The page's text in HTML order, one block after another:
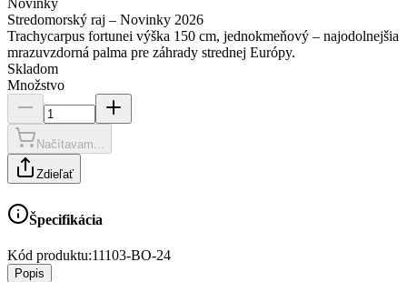
Stredomorský raj – Novinky 2026
Trachycarpus fortunei výška 150 cm, jednokmeňový – najodolnejšia
mrazuvzdorná palma pre záhrady strednej Európy.
Skladom
Množstvo
Načítavam...
Zdieľať
Špecifikácia
Kód produktu:11103-BO-24
Popis